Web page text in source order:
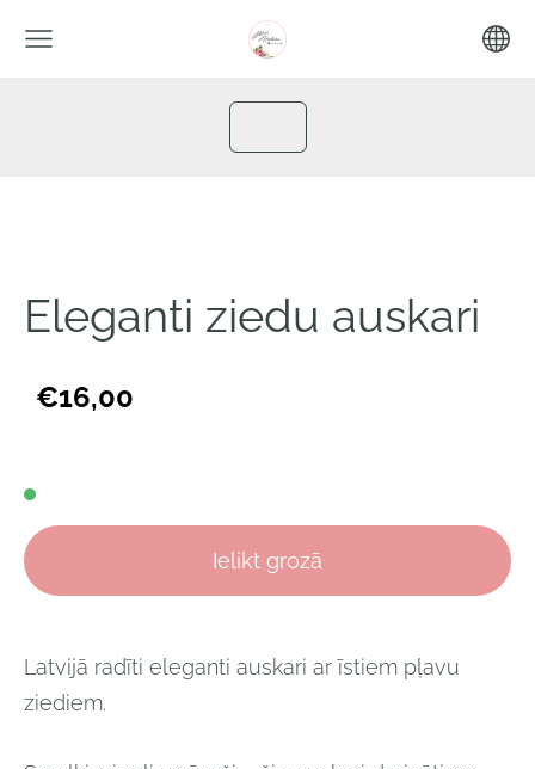
Eleganti ziedu auskari
€16,00
Ielikt grozā
Latvijā radīti eleganti auskari ar īstiem pļavu
ziediem.